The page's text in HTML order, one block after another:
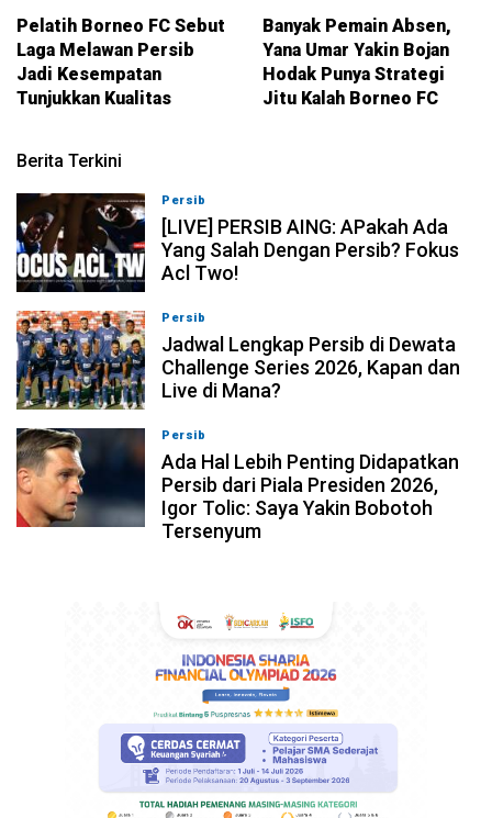
Pelatih Borneo FC Sebut
Laga Melawan Persib
Jadi Kesempatan
Tunjukkan Kualitas
Banyak Pemain Absen,
Yana Umar Yakin Bojan
Hodak Punya Strategi
Jitu Kalah Borneo FC
Berita Terkini
Persib
[LIVE] PERSIB AING: APakah Ada
Yang Salah Dengan Persib? Fokus
Acl Two!
Persib
Jadwal Lengkap Persib di Dewata
Challenge Series 2026, Kapan dan
Live di Mana?
Persib
Ada Hal Lebih Penting Didapatkan
Persib dari Piala Presiden 2026,
Igor Tolic: Saya Yakin Bobotoh
Tersenyum